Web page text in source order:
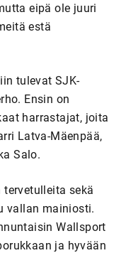
eipä ole juuri
estä
tulevat SJK-
Ensin on
harrastajat, joita
Latva-Mäenpää,
Salo.
tervetulleita sekä
vallan mainiosti.
Wallsport
ja hyvään